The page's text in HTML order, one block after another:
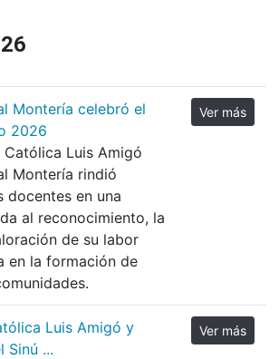
Montería celebró el
2026
Católica Luis Amigó
Montería rindió
docentes en una
al reconocimiento, la
de su labor
en la formación de
Ver más
Luis Amigó y
Sinú ...
Ver más